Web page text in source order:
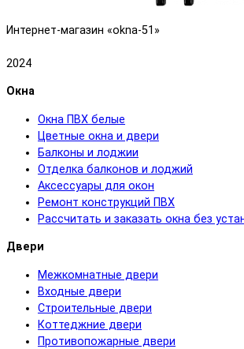
Интернет-магазин «okna-51»
2024
Окна
Окна ПВХ белые
Цветные окна и двери
Балконы и лоджии
Отделка балконов и лоджий
Аксессуары для окон
Ремонт конструкций ПВХ
Рассчитать и заказать окна без
Двери
Межкомнатные двери
Входные двери
Строительные двери
Коттеджние двери
Противопожарные двери